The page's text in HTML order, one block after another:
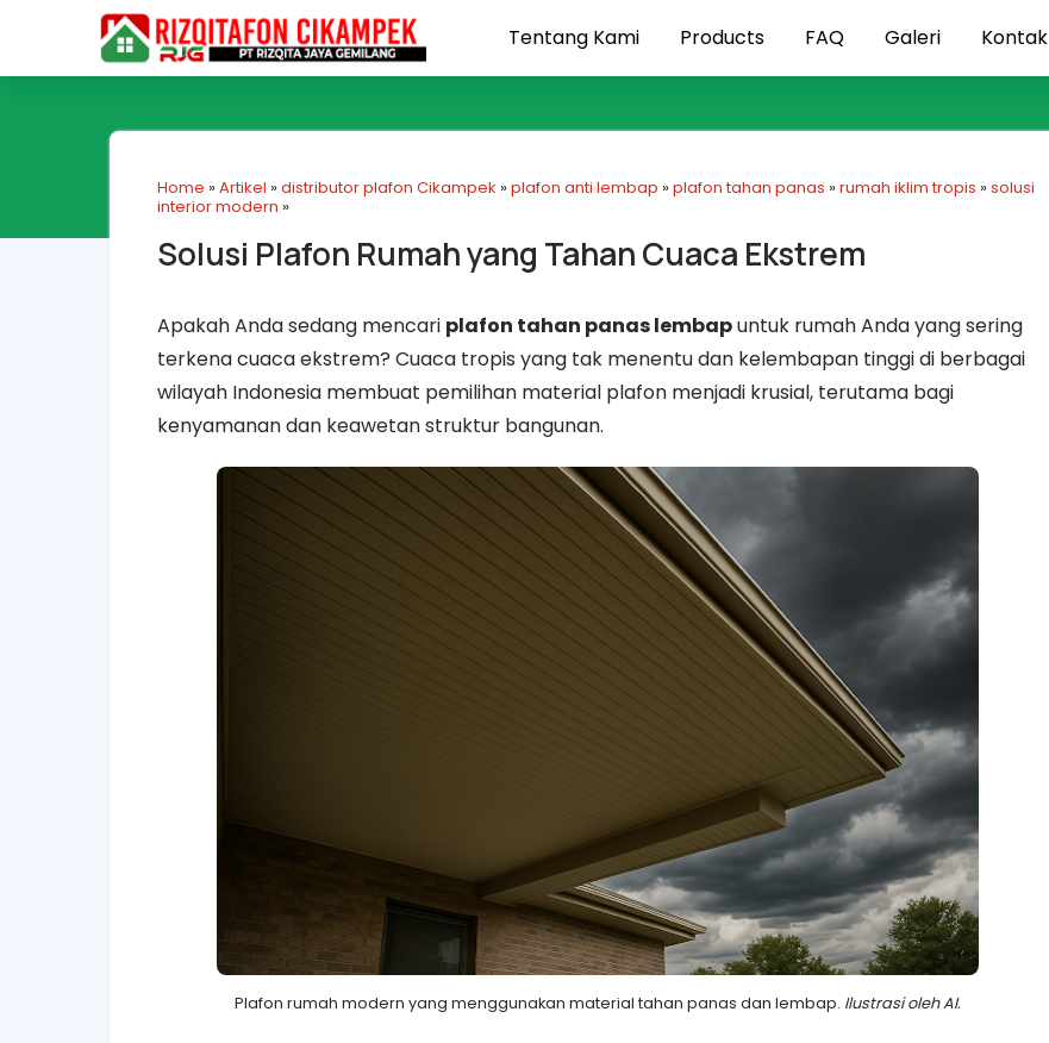
Tentang Kami Products FAQ Galeri Kontak
Home »Artikel »distributor plafon Cikampek »plafon anti lembap »plafon tahan panas »rumah iklim tropis »solusi
interior modern »
Solusi Plafon Rumah yang Tahan Cuaca Ekstrem
Apakah Anda sedang mencari plafon tahan panas lembapuntuk rumah Anda yang sering
terkena cuaca ekstrem? Cuaca tropis yang tak menentu dan kelembapan tinggi di berbagai
wilayah Indonesia membuat pemilihan material plafon menjadi krusial, terutama bagi
kenyamanan dan keawetan struktur bangunan.
Plafon rumah modern yang menggunakan material tahan panas dan lembap. Ilustrasi oleh AI.